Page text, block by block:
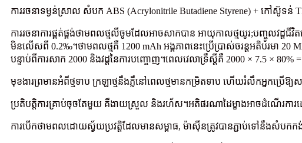
ការរចនាទម្ងន់ស្រាល សំបក ABS (Acrylonitrile Butadiene Styrene) + កៅស៊ូទន់
ការរចនាការផ្គត់ផ្គង់ថាមពលថ្មលីចូមដែលអាចសាកបាន អាយុកាលថ្មយូរ;បញ្ចូលវដ្តជី
មិនលើសពី 0.2‰។ថាមពលថ្មគឺ 1200 mAh អង្គភាពនេះប្រើប្រាស់ចរន្តអតិបរមា 20
បន្ទាប់ពីការសាក 2000 និងវដ្តនៃការបញ្ចោញ។ពេលវេលាទ្រឹស្តីគឺ 2000 × 7.5 × 80% =
មុខងារ​ព្រមាន​អំពី​ថ្ម​ទាប ក្រឡា​ថ្ម​នឹង​ភ្លឺ​នៅពេល​ថ្ម​មាន​កម្រិត​ទាប ហើយ​រំលឹក​អ្នក​ប្រើ​ឱ្យ​ស
ប្រតិបត្តិការគ្រាប់ចុចតែមួយ គឺងាយស្រួល និងរហ័ស។អតិផរណាដៃម្ខាងអាចដំណើរកា
ការ​បើក​ថាមពល​ដោយ​ស្វ័យ​ប្រវត្តិ​ដែល​មាន​សម្ពាធ, ម៉ាស៊ីន​ត្រូវ​បាន​ភ្ជាប់​ទៅ​នឹង​សំបកក